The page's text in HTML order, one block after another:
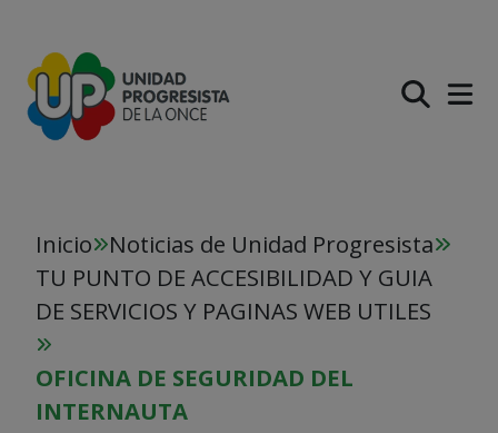
Inicio
Noticias de Unidad Progresista
TU PUNTO DE ACCESIBILIDAD Y GUIA
DE SERVICIOS Y PAGINAS WEB UTILES
OFICINA DE SEGURIDAD DEL
INTERNAUTA